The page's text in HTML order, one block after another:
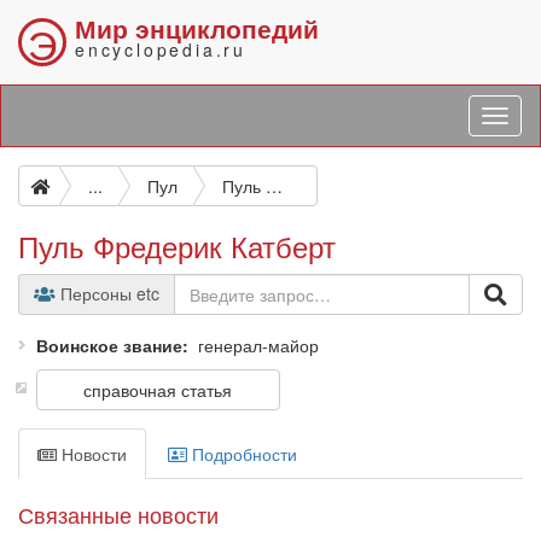
Э Мир энциклопедий
encyclopedia.ru
... Пул Пуль Фредерик Катберт
Пуль Фредерик Катберт
Персоны etc
Воинское звание
генерал-майор
справочная статья
Новости Подробности
Связанные новости